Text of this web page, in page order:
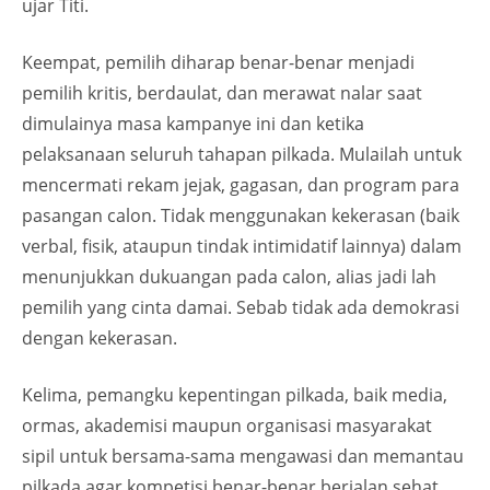
ujar Titi.
Keempat, pemilih diharap benar-benar menjadi
pemilih kritis, berdaulat, dan merawat nalar saat
dimulainya masa kampanye ini dan ketika
pelaksanaan seluruh tahapan pilkada. Mulailah untuk
mencermati rekam jejak, gagasan, dan program para
pasangan calon. Tidak menggunakan kekerasan (baik
verbal, fisik, ataupun tindak intimidatif lainnya) dalam
menunjukkan dukuangan pada calon, alias jadi lah
pemilih yang cinta damai. Sebab tidak ada demokrasi
dengan kekerasan.
Kelima, pemangku kepentingan pilkada, baik media,
ormas, akademisi maupun organisasi masyarakat
sipil untuk bersama-sama mengawasi dan memantau